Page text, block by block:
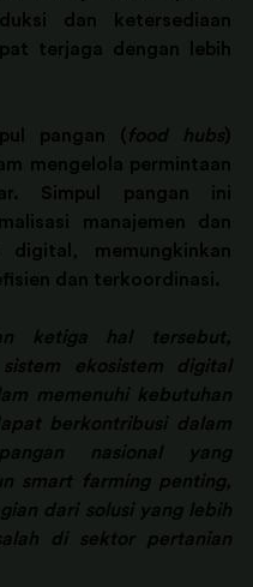
dan ketersediaan
terjaga dengan lebih
pangan ( food hubs)
mengelola permintaan
Simpul pangan ini
manajemen dan
memungkinkan
dan terkoordinasi.
ketiga hal tersebut,
ekosistem digital
memenuhi kebutuhan
berkontribusi dalam
nasional yang
smart farming penting,
dari solusi yang lebih
di sektor pertanian